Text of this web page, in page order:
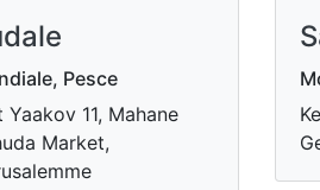
Pesce
Yaakov 11, Mahane
Market,